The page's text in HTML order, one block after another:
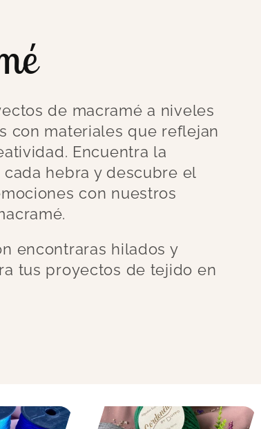
de macramé a niveles
con materiales que reflejan
Encuentra la
hebra y descubre el
con nuestros
encontraras hilados y
tus proyectos de tejido en